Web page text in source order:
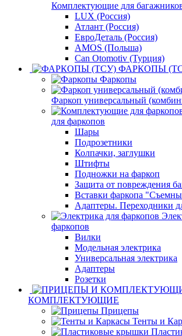
Комплектующие для
LUX (Россия)
Атлант (Россия)
ЕвроДеталь (Россия)
AMOS (Польша)
Can Otomotiv (Турция)
ФАРКОПЫ
Фаркопы
Фаркоп универсальный
для фаркопов
Шары
Подрозетники
Колпачки, заглушки
Штифты
Подножки на фаркоп
Защита от повреждения
Вставки фаркопа
Адаптеры. Переходники
фаркопов
Вилки
Модельная электрика
Универсальная электрика
Адаптеры
Розетки
КОМПЛЕКТУЮЩИЕ
Прицепы
Тенты и